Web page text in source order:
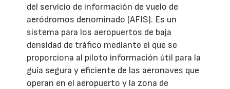
del servicio de información de vuelo de
aeródromos denominado (AFIS). Es un
sistema para los aeropuertos de baja
densidad de tráfico mediante el que se
proporciona al piloto información útil para la
guía segura y eficiente de las aeronaves que
operan en el aeropuerto y la zona de